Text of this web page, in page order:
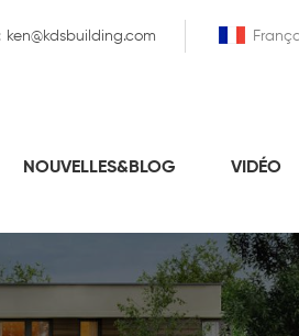
ken@kdsbuilding.com
NOUVELLES&BLOG VIDÉO